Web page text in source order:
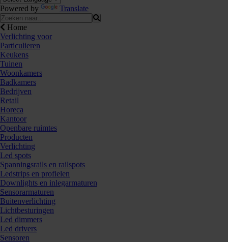
Powered by Translate
Home
Verlichting voor
Particulieren
Keukens
Tuinen
Woonkamers
Badkamers
Bedrijven
Retail
Horeca
Kantoor
Openbare ruimtes
Producten
Verlichting
Led spots
Spanningsrails en railspots
Ledstrips en profielen
Downlights en inlegarmaturen
Sensorarmaturen
Buitenverlichting
Lichtbesturingen
Led dimmers
Led drivers
Sensoren